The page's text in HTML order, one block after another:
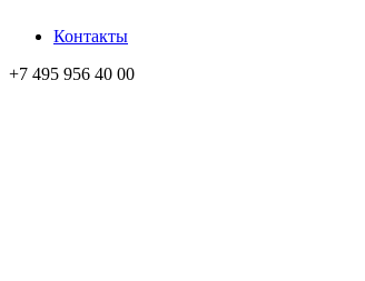
Контакты
+7 495 956 40 00